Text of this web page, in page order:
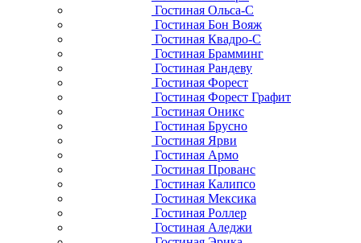
Гостиная Ольса-С
Гостиная Бон Вояж
Гостиная Квадро-С
Гостиная Брамминг
Гостиная Рандеву
Гостиная Форест
Гостиная Форест Графит
Гостиная Оникс
Гостиная Брусно
Гостиная Ярви
Гостиная Армо
Гостиная Прованс
Гостиная Калипсо
Гостиная Мексика
Гостиная Роллер
Гостиная Аледжи